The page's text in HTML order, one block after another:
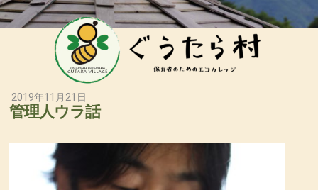
2019年11月21日
管理人ウラ話